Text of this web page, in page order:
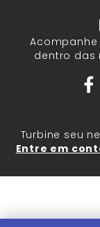
dentro das
Turbine seu
Entre em